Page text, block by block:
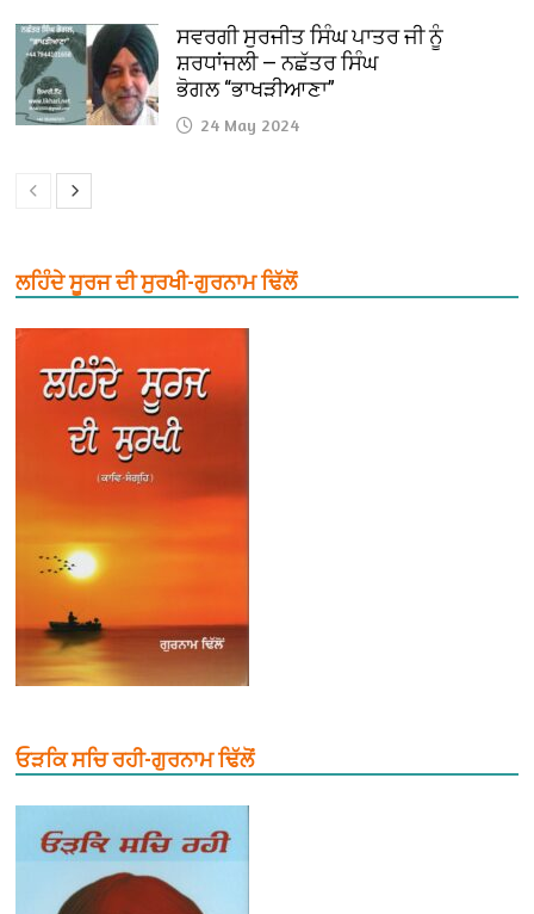
ਸਵਰਗੀ ਸੁਰਜੀਤ ਸਿੰਘ ਪਾਤਰ ਜੀ ਨੂੰ
ਸ਼ਰਧਾਂਜਲੀ — ਨਛੱਤਰ ਸਿੰਘ
ਭੋਗਲ “ਭਾਖੜੀਆਣਾ”
24 May 2024
ਲਹਿੰਦੇ ਸੂਰਜ ਦੀ ਸੁਰਖੀ-ਗੁਰਨਾਮ ਢਿੱਲੋਂ
ਓੜਕਿ ਸਚਿ ਰਹੀ-ਗੁਰਨਾਮ ਢਿੱਲੋਂ